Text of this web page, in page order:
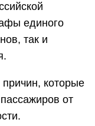
единого
так и
которые
от